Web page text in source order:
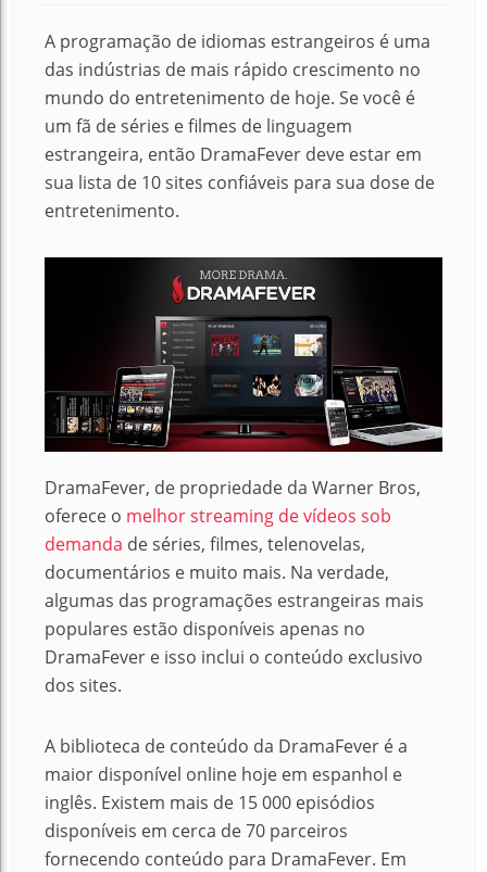
A programação de idiomas estrangeiros é uma
das indústrias de mais rápido crescimento no
mundo do entretenimento de hoje. Se você é
um fã de séries e filmes de linguagem
estrangeira, então DramaFever deve estar em
sua lista de 10 sites confiáveis para sua dose de
entretenimento.
DramaFever, de propriedade da Warner Bros,
oferece o melhor streaming de vídeos sob
demanda de séries, filmes, telenovelas,
documentários e muito mais. Na verdade,
algumas das programações estrangeiras mais
populares estão disponíveis apenas no
DramaFever e isso inclui o conteúdo exclusivo
dos sites.
A biblioteca de conteúdo da DramaFever é a
maior disponível online hoje em espanhol e
inglês. Existem mais de 15 000 episódios
disponíveis em cerca de 70 parceiros
fornecendo conteúdo para DramaFever. Em